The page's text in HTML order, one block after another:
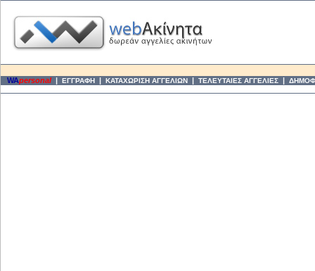
WApersonal | ΕΓΓΡΑΦΗ | ΚΑΤΑΧΩΡΙΣΗ ΑΓΓΕΛΙΩΝ | ΤΕΛΕΥΤΑΙΕΣ ΑΓΓΕΛΙΕΣ |